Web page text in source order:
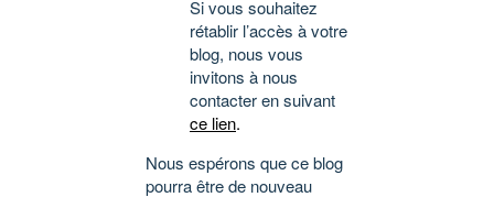
Si vous souhaitez
rétablir l’accès à votre
blog, nous vous
invitons à nous
contacter en suivant
ce lien.
Nous espérons que ce blog
pourra être de nouveau